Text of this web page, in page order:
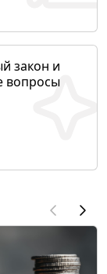
закон и
вопросы